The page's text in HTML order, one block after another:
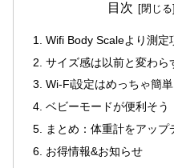
目次
Wifi Body Scaleより測定
サイズ感は以前と変わら
Wi-Fi設定はめっちゃ簡単
ベビーモードが便利そう
まとめ：体重計をアップ
お得情報&お知らせ